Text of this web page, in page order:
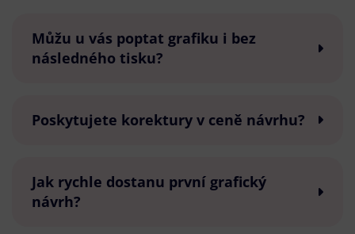
Můžu u vás poptat grafiku i bez
následného tisku?
Poskytujete korektury v ceně návrhu?
Jak rychle dostanu první grafický
návrh?